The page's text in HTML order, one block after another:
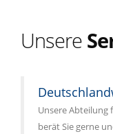
Unsere
Unsere Abteilung
berät Sie gerne